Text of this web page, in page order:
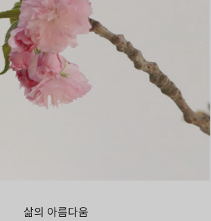
삶의 아름다움